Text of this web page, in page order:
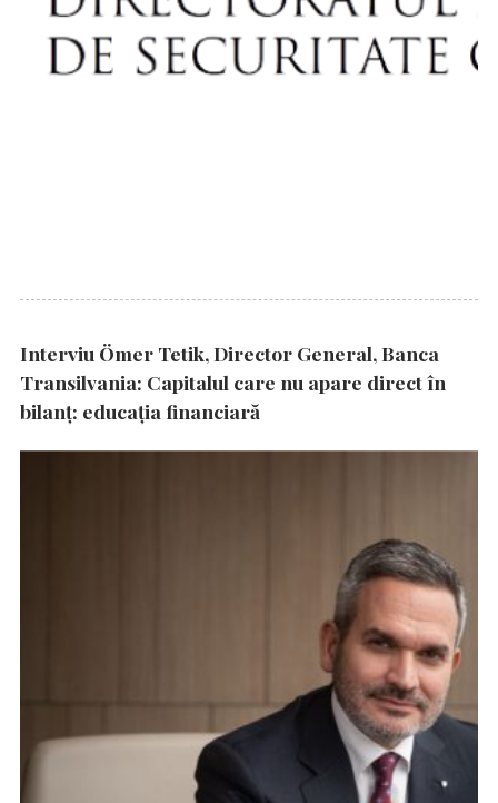
Interviu Ömer Tetik, Director General, Banca
Transilvania: Capitalul care nu apare direct în
bilanț: educația financiară